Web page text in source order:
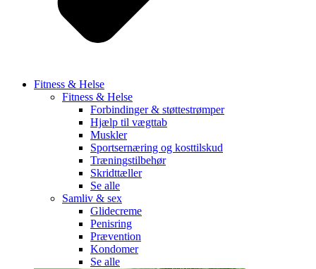
Fitness & Helse
Fitness & Helse
Forbindinger & støttestrømper
Hjælp til vægttab
Muskler
Sportsernæring og kosttilskud
Træningstilbehør
Skridttæller
Se alle
Samliv & sex
Glidecreme
Penisring
Prævention
Kondomer
Se alle